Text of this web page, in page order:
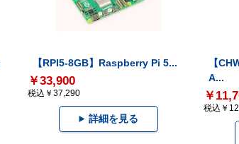
【RPI5-8GB】Raspberry Pi 5...
￥33,900
税込￥37,290
詳細を見る
【
A...
￥
税込￥